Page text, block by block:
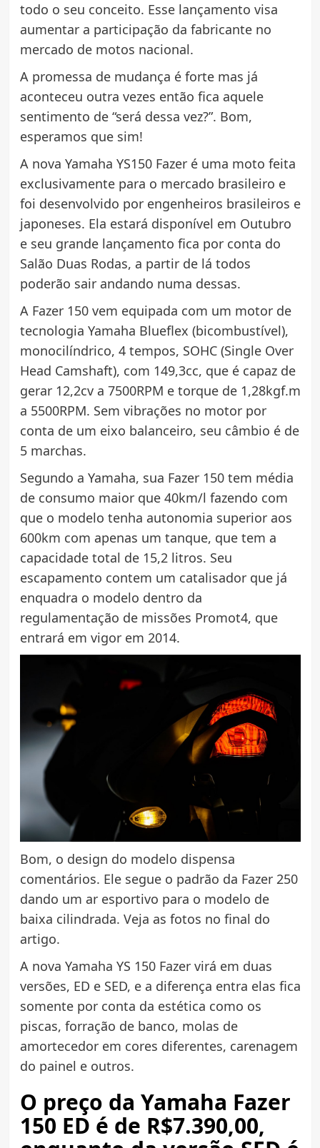
todo o seu conceito. Esse lançamento visa
aumentar a participação da fabricante no
mercado de motos nacional.
A promessa de mudança é forte mas já
aconteceu outra vezes então fica aquele
sentimento de “será dessa vez?”. Bom,
esperamos que sim!
A nova Yamaha YS150 Fazer é uma moto feita
exclusivamente para o mercado brasileiro e
foi desenvolvido por engenheiros brasileiros e
japoneses. Ela estará disponível em Outubro
e seu grande lançamento fica por conta do
Salão Duas Rodas, a partir de lá todos
poderão sair andando numa dessas.
A Fazer 150 vem equipada com um motor de
tecnologia Yamaha Blueflex (bicombustível),
monocilíndrico, 4 tempos, SOHC (Single Over
Head Camshaft), com 149,3cc, que é capaz de
gerar 12,2cv a 7500RPM e torque de 1,28kgf.m
a 5500RPM. Sem vibrações no motor por
conta de um eixo balanceiro, seu câmbio é de
5 marchas.
Segundo a Yamaha, sua Fazer 150 tem média
de consumo maior que 40km/l fazendo com
que o modelo tenha autonomia superior aos
600km com apenas um tanque, que tem a
capacidade total de 15,2 litros. Seu
escapamento contem um catalisador que já
enquadra o modelo dentro da
regulamentação de missões Promot4, que
entrará em vigor em 2014.
Bom, o design do modelo dispensa
comentários. Ele segue o padrão da Fazer 250
dando um ar esportivo para o modelo de
baixa cilindrada. Veja as fotos no final do
artigo.
A nova Yamaha YS 150 Fazer virá em duas
versões, ED e SED, e a diferença entra elas fica
somente por conta da estética como os
piscas, forração de banco, molas de
amortecedor em cores diferentes, carenagem
do painel e outros.
O preço da Yamaha Fazer
150 ED é de R$7.390,00,